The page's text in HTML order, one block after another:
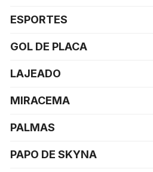
ESPORTES
GOL DE PLACA
LAJEADO
MIRACEMA
PALMAS
PAPO DE SKYNA